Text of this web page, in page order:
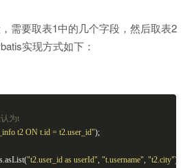
需要取表1中的几个字段，然后取表2
实现方式如下：
为t
t2 ON t.id = t2.user_id");
"t2.user_id as userId", "t.username", "t2.city");